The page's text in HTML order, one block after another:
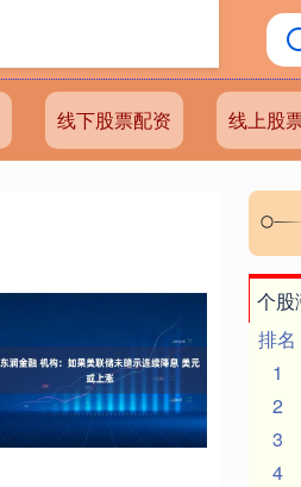
线下股票配资 线上股
个股
排名
1
2
3
4